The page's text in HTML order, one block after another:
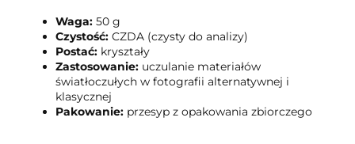
Waga: 50 g
Czystość: CZDA (czysty do analizy)
Postać: kryształy
Zastosowanie: uczulanie materiałów
światłoczułych w fotografii alternatywnej i
klasycznej
Pakowanie: przesyp z opakowania zbiorczego